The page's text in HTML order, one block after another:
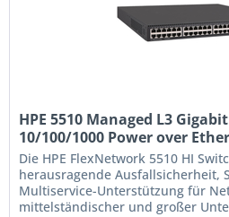
HPE 5510 Managed L3
10/100/1000 Power over
(JH148A)
Die HPE FlexNetwork 5510 HI
herausragende Ausfallsicherheit,
Multiservice-Unterstützung für
mittelständischer und großer